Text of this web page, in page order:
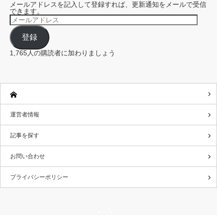
メールアドレスを記入して登録すれば、更新通知をメールで受信
できます。
メ
ー
ル
ア
ド
レ
ス
登録
1,765人の購読者に加わりましょう
運営者情報
記事を探す
お問い合わせ
プライバシーポリシー